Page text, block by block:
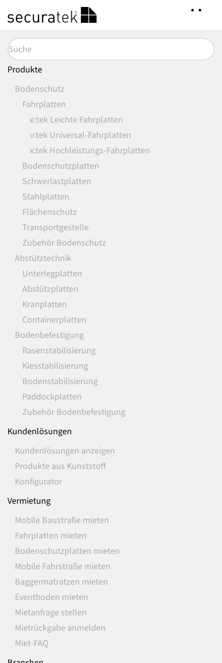
Hauptinhalt
springen
Produkte
Bodenschutz
Fahrplatten
e:tek Leichte Fahrplatten
v:tek Universal-Fahrplatten
x:tek Hochleistungs-Fahrplatten
Bodenschutzplatten
Schwerlastplatten
Stahlplatten
Flächenschutz
Transportgestelle
Zubehör Bodenschutz
Abstütztechnik
Unterlegplatten
Abstützplatten
Kranplatten
Containerplatten
Bodenbefestigung
Rasenstabilisierung
Kiesstabilisierung
Bodenstabilisierung
Paddockplatten
Zubehör Bodenbefestigung
Kundenlösungen
Kundenlösungen anzeigen
Produkte aus Kunststoff
Konfigurator
Vermietung
Mobile Baustraße mieten
Fahrplatten mieten
Bodenschutzplatten mieten
Mobile Fahrstraße mieten
Baggermatratzen mieten
Eventboden mieten
Mietanfrage stellen
Mietrückgabe anmelden
Miet-FAQ